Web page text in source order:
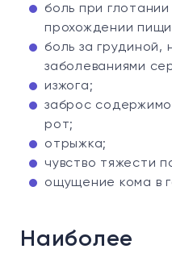
боль при
прохождении
боль за грудиной,
заболеваниями
изжога;
заброс
рот;
отрыжка;
чувство тяжести
ощущение кома в
Наиболее